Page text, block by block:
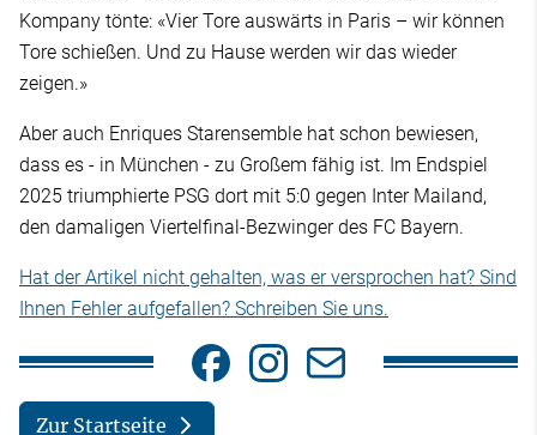
Kompany tönte: «Vier Tore auswärts in Paris – wir können
Tore schießen. Und zu Hause werden wir das wieder
zeigen.»
Aber auch Enriques Starensemble hat schon bewiesen,
dass es - in München - zu Großem fähig ist. Im Endspiel
2025 triumphierte PSG dort mit 5:0 gegen Inter Mailand,
den damaligen Viertelfinal-Bezwinger des FC Bayern.
Hat der Artikel nicht gehalten, was er versprochen hat? Sind
Ihnen Fehler aufgefallen? Schreiben Sie uns.
Zur Startseite